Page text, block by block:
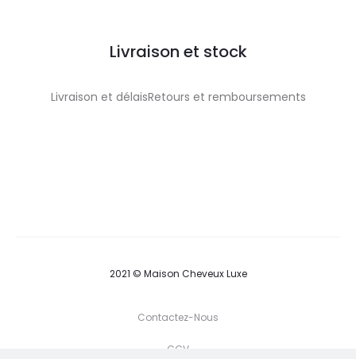
Livraison et stock
Livraison et délaisRetours et remboursements
2021 © Maison Cheveux Luxe
Contactez-Nous
CGV